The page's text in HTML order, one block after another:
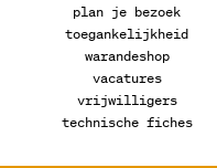
plan je bezoek
toegankelijkheid
warandeshop
vacatures
vrijwilligers
technische fiches